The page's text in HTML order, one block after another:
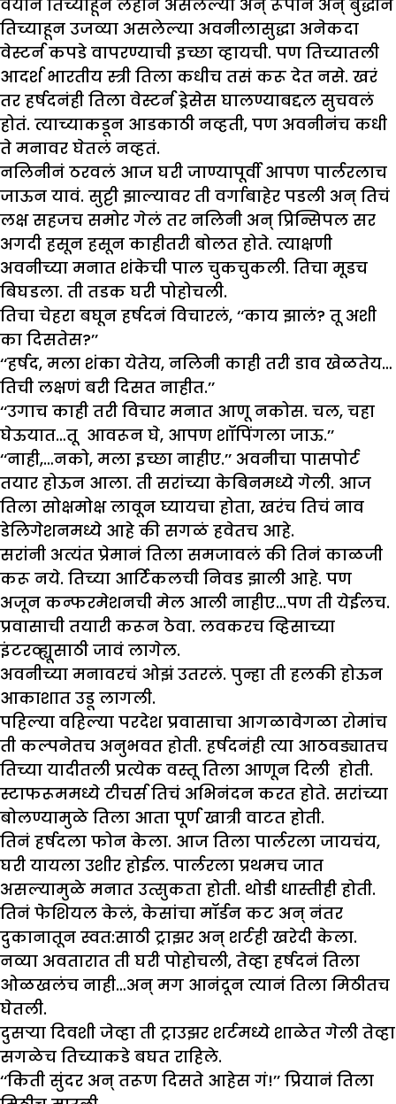
वयानं तिच्याहून लहान असलेल्या अन् रूपानं अन् बुद्धीनं
तिच्याहून उजव्या असलेल्या अवनीलासुद्धा अनेकदा
वेस्टर्न कपडे वापरण्याची इच्छा व्हायची. पण तिच्यातली
आदर्श भारतीय स्त्री तिला कधीच तसं करू देत नसे. खरं
तर हर्षदनंही तिला वेस्टर्न ड्रेसेस घालण्याबद्दल सुचवलं
होतं. त्याच्याकडून आडकाठी नव्हती, पण अवनीनंच कधी
ते मनावर घेतलं नव्हतं.
नलिनीनं ठरवलं आज घरी जाण्यापूर्वी आपण पार्लरलाच
जाऊन यावं. सुट्टी झाल्यावर ती वर्गाबाहेर पडली अन् तिचं
लक्ष सहजच समोर गेलं तर नलिनी अन् प्रिन्सिपल सर
अगदी हसून हसून काहीतरी बोलत होते. त्याक्षणी
अवनीच्या मनात शंकेची पाल चुकचुकली. तिचा मूडच
बिघडला. ती तडक घरी पोहोचली.
तिचा चेहरा बघून हर्षदनं विचारलं, ‘‘काय झालं? तू अशी
का दिसतेस?’’
‘‘हर्षद, मला शंका येतेय, नलिनी काही तरी डाव खेळतेय…
तिची लक्षणं बरी दिसत नाहीत.’’
‘‘उगाच काही तरी विचार मनात आणू नकोस. चल, चहा
घेऊयात…तू आवरून घे, आपण शॉपिंगला जाऊ.’’
‘‘नाही,…नको, मला इच्छा नाहीए.’’ अवनीचा पासपोर्ट
तयार होऊन आला. ती सरांच्या केबिनमध्ये गेली. आज
तिला सोक्षमोक्ष लावून घ्यायचा होता, खरंच तिचं नाव
डेलिगेशनमध्ये आहे की सगळं हवेतच आहे.
सरांनी अत्यंत प्रेमानं तिला समजावलं की तिनं काळजी
करू नये. तिच्या आर्टिकलची निवड झाली आहे. पण
अजून कन्फरमेशनची मेल आली नाहीए…पण ती येईलच.
प्रवासाची तयारी करून ठेवा. लवकरच व्हिसाच्या
इंटरव्ह्यूसाठी जावं लागेल.
अवनीच्या मनावरचं ओझं उतरलं. पुन्हा ती हलकी होऊन
आकाशात उडू लागली.
पहिल्या वहिल्या परदेश प्रवासाचा आगळावेगळा रोमांच
ती कल्पनेतच अनुभवत होती. हर्षदनंही त्या आठवड्यातच
तिच्या यादीतली प्रत्येक वस्तू तिला आणून दिली होती.
स्टाफरूममध्ये टीचर्स तिचं अभिनंदन करत होते. सरांच्या
बोलण्यामुळे तिला आता पूर्ण खात्री वाटत होती.
तिनं हर्षदला फोन केला. आज तिला पार्लरला जायचंय,
घरी यायला उशीर होईल. पार्लरला प्रथमच जात
असल्यामुळे मनात उत्सुकता होती. थोडी धास्तीही होती.
तिनं फेशियल केलं, केसांचा मॉर्डन कट अन् नंतर
दुकानातून स्वत:साठी ट्राझर अन् शर्टही खरेदी केला.
नव्या अवतारात ती घरी पोहोचली, तेव्हा हर्षदनं तिला
ओळखलंच नाही…अन् मग आनंदून त्यानं तिला मिठीतच
घेतली.
दुसऱ्या दिवशी जेव्हा ती ट्राउझर शर्टमध्ये शाळेत गेली तेव्हा
सगळेच तिच्याकडे बघत राहिले.
‘‘किती सुंदर अन् तरूण दिसते आहेस गं!’’ प्रियानं तिला